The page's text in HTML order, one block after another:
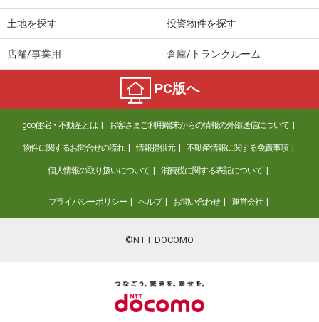
土地を探す 投資物件を探す
店舗/事業用 倉庫/トランクルーム
PC版へ
goo住宅・不動産とは お客さまご利用端末からの情報の外部送信について
物件に関するお問合せの流れ 情報提供元 不動産情報に関する免責事項
個人情報の取り扱いについて 消費税に関する表記について
プライバシーポリシー ヘルプ お問い合わせ 運営会社
©NTT DOCOMO